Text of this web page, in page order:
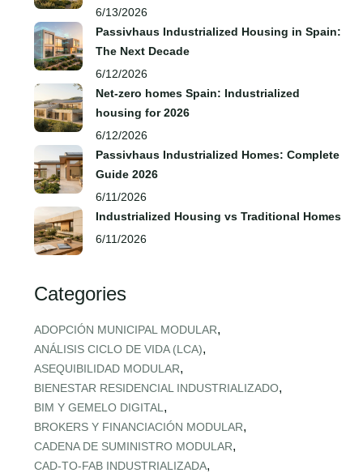
6/13/2026
Passivhaus Industrialized Housing in Spain:
The Next Decade
6/12/2026
Net-zero homes Spain: Industrialized
housing for 2026
6/12/2026
Passivhaus Industrialized Homes: Complete
Guide 2026
6/11/2026
Industrialized Housing vs Traditional Homes
6/11/2026
Categories
ADOPCIÓN MUNICIPAL MODULAR,
ANÁLISIS CICLO DE VIDA (LCA),
ASEQUIBILIDAD MODULAR,
BIENESTAR RESIDENCIAL INDUSTRIALIZADO,
BIM Y GEMELO DIGITAL ,
BROKERS Y FINANCIACIÓN MODULAR,
CADENA DE SUMINISTRO MODULAR,
CAD‑TO‑FAB INDUSTRIALIZADA,